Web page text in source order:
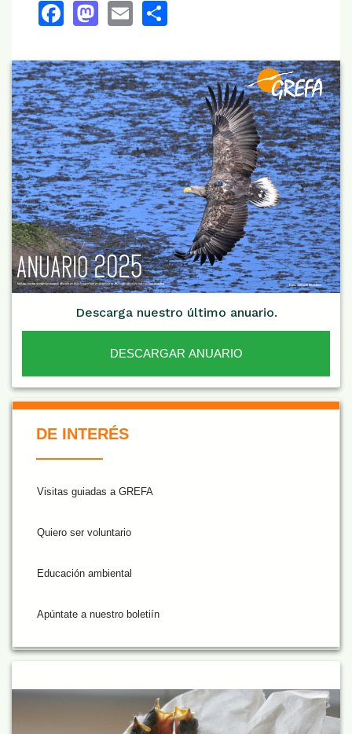
Facebook
Mastodon
Email
Descarga nuestro último anuario.
DESCARGAR ANUARIO
De Interés NARANJA
DE INTERÉS
Visitas guiadas a GREFA
Quiero ser voluntario
Educación ambiental
Apúntate a nuestro boletiín